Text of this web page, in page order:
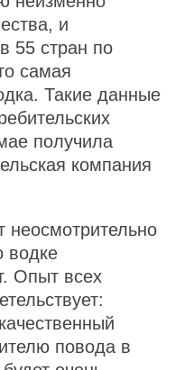
и
55 стран по
самая
Такие данные
получила
компания
неосмотрительно
водке
Опыт всех
повода в